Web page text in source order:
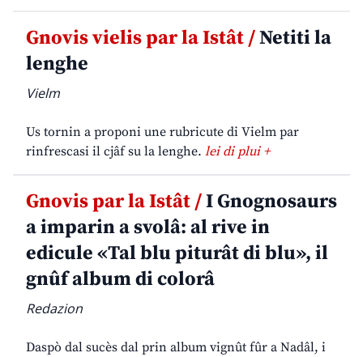
Gnovis vielis par la Istât /Netiti la
lenghe
Vielm
Us tornin a proponi une rubricute di Vielm par
rinfrescasi il cjâf su la lenghe. lei di plui +
Gnovis par la Istât /I Gnognosaurs
a imparin a svolâ: al rive in
edicule «Tal blu piturât di blu», il
gnûf album di colorâ
Redazion
Daspò dal sucès dal prin album vignût fûr a Nadâl, i